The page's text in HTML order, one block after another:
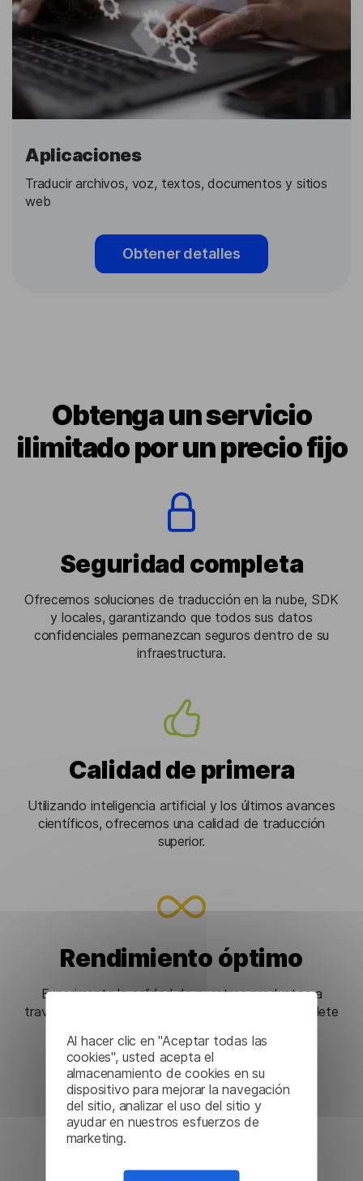
Al hacer clic en "Aceptar todas las
cookies", usted acepta el
almacenamiento de cookies en su
dispositivo para mejorar la navegación
del sitio, analizar el uso del sitio y
ayudar en nuestros esfuerzos de
marketing.
Aplicaciones
Traducir archivos, voz, textos, documentos y sitios
web
Obtener detalles
Obtenga un servicio
ilimitado por un precio fijo
Seguridad completa
Ofrecemos soluciones de traducción en la nube, SDK
y locales, garantizando que todos sus datos
confidenciales permanezcan seguros dentro de su
infraestructura.
Calidad de primera
Utilizando inteligencia artificial y los últimos avances
científicos, ofrecemos una calidad de traducción
superior.
Rendimiento óptimo
Experimente la calidad de nuestros productos a
través de una prueba gratuita. Simplemente complete
seleccionar la mejor solución.
Integración perfecta